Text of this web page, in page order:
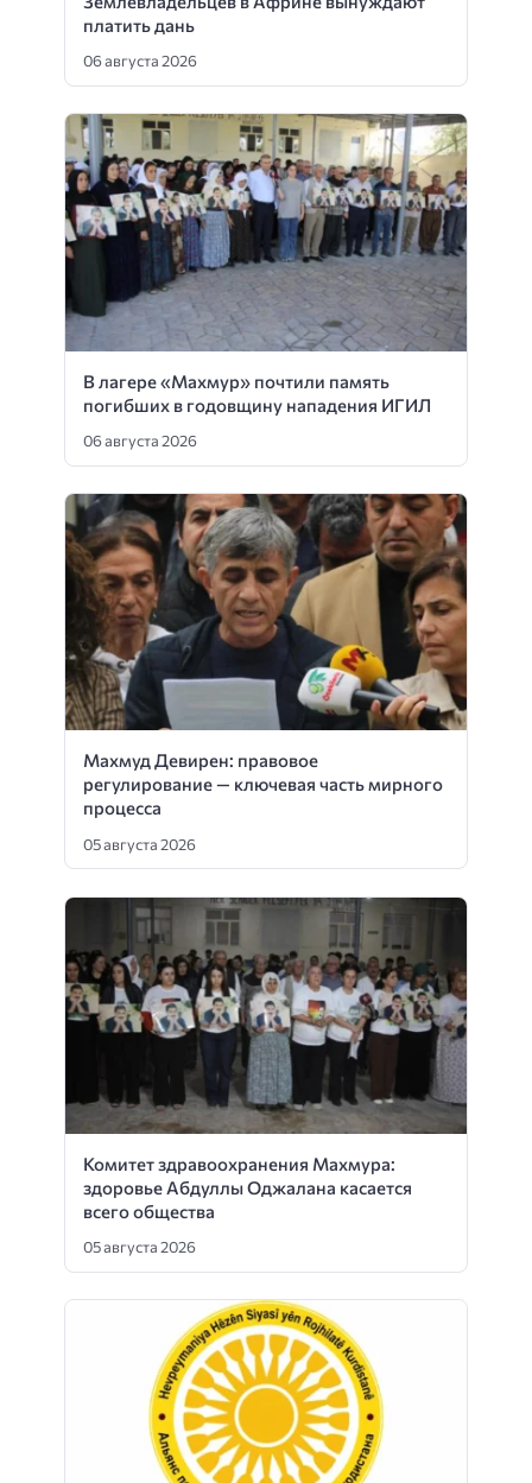
платить дань
06 августа 2026
В лагере «Махмур» почтили память
погибших в годовщину нападения ИГИЛ
06 августа 2026
Махмуд Девирен: правовое
регулирование — ключевая часть мирного
процесса
05 августа 2026
Комитет здравоохранения Махмура:
здоровье Абдуллы Оджалана касается
всего общества
05 августа 2026